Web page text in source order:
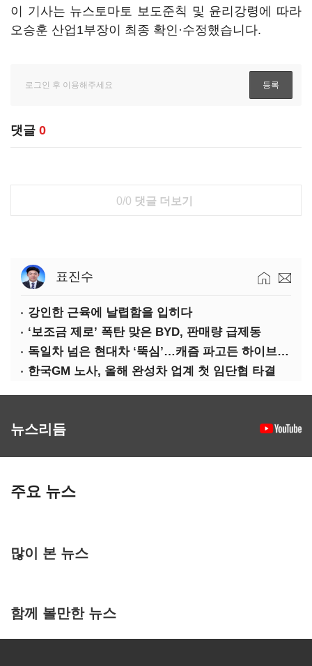
이 기사는 뉴스토마토 보도준칙 및 윤리강령에 따라
오승훈 산업1부장이 최종 확인·수정했습니다.
댓글 0
0/0 댓글 더보기
표진수
강인한 근육에 날렵함을 입히다
‘보조금 제로’ 폭탄 맞은 BYD, 판매량 급제동
독일차 넘은 현대차 ‘뚝심’…캐즘 파고든 하이브리드 역전극
한국GM 노사, 올해 완성차 업계 첫 임단협 타결
뉴스리듬
주요 뉴스
많이 본 뉴스
함께 볼만한 뉴스